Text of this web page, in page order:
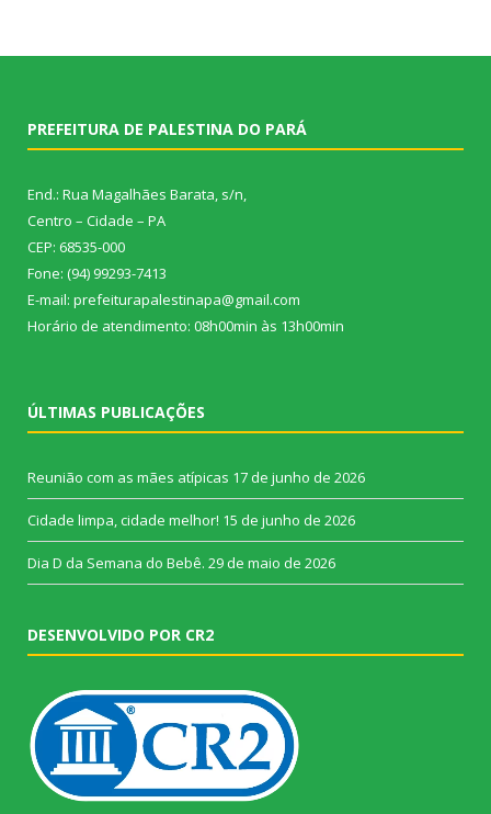
PREFEITURA DE PALESTINA DO PARÁ
End.: Rua Magalhães Barata, s/n,
Centro – Cidade – PA
CEP: 68535-000
Fone: (94) 99293-7413
E-mail: prefeiturapalestinapa@gmail.com
Horário de atendimento: 08h00min às 13h00min
ÚLTIMAS PUBLICAÇÕES
Reunião com as mães atípicas 17 de junho de 2026
Cidade limpa, cidade melhor! 15 de junho de 2026
Dia D da Semana do Bebê. 29 de maio de 2026
DESENVOLVIDO POR CR2